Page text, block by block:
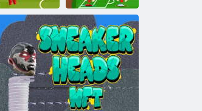
Fotbal de Halloween
Fotbal PvP
(Bătălia de
fotbal)
Fotbal Qatar
2022